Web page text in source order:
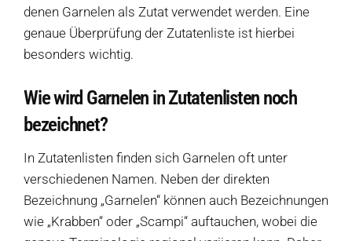
denen Garnelen als Zutat verwendet werden. Eine
genaue Überprüfung der Zutatenliste ist hierbei
besonders wichtig.
Wie wird Garnelen in Zutatenlisten noch
bezeichnet?
In Zutatenlisten finden sich Garnelen oft unter
verschiedenen Namen. Neben der direkten
Bezeichnung „Garnelen“ können auch Bezeichnungen
wie „Krabben“ oder „Scampi“ auftauchen, wobei die